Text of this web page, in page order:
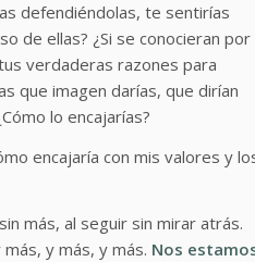
defendiéndolas, te sentirías
de ellas? ¿Si se conocieran por
verdaderas razones para
que imagen darías, que dirían
lo encajarías?
encajaría con mis valores y
más, al seguir sin mirar atrás.
y más, y más. Nos